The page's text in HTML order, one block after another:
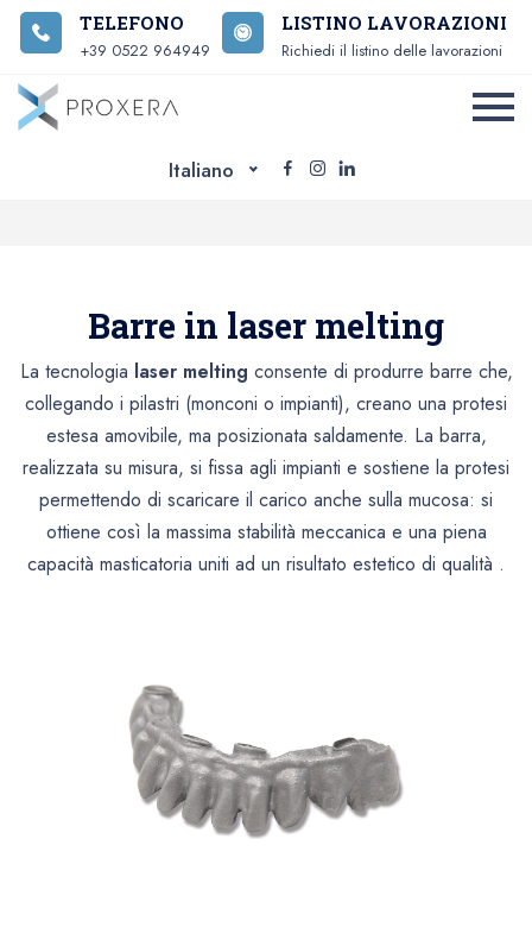
TELEFONO
+39 0522 964949
LISTINO LAVORAZIONI
Richiedi il listino delle lavorazioni
Italiano
Barre in laser melting
La tecnologia laser melting consente di produrre barre che,
collegando i pilastri (monconi o impianti), creano una protesi
estesa amovibile, ma posizionata saldamente. La barra,
realizzata su misura, si fissa agli impianti e sostiene la protesi
permettendo di scaricare il carico anche sulla mucosa: si
ottiene così la massima stabilità meccanica e una piena
capacità masticatoria uniti ad un risultato estetico di qualità .